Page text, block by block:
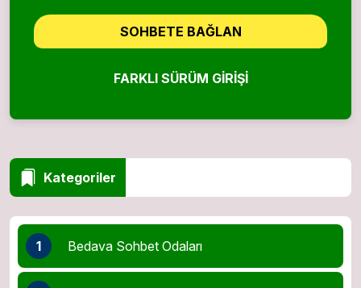
SOHBETE BAĞLAN
FARKLI SÜRÜM GIRIŞI
Kategoriler
1 Bedava Sohbet Odaları